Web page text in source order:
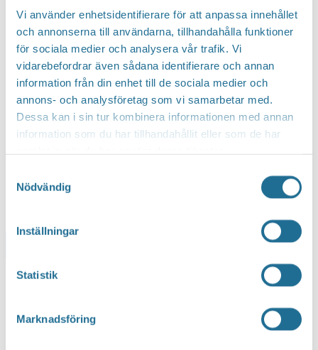
Vi använder enhetsidentifierare för att anpassa innehållet
och annonserna till användarna, tillhandahålla funktioner
för sociala medier och analysera vår trafik. Vi
vidarebefordrar även sådana identifierare och annan
information från din enhet till de sociala medier och
annons- och analysföretag som vi samarbetar med.
Dessa kan i sin tur kombinera informationen med annan
information som du har tillhandahållit eller som de har
Nödvändig
Inställningar
Statistik
Marknadsföring